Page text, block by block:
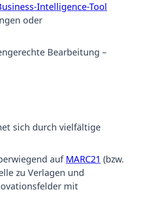
Intelligence-Tool
oder
Bearbeitung –
sich durch vielfältige
auf MARC21 (bzw.
zu Verlagen und
mit